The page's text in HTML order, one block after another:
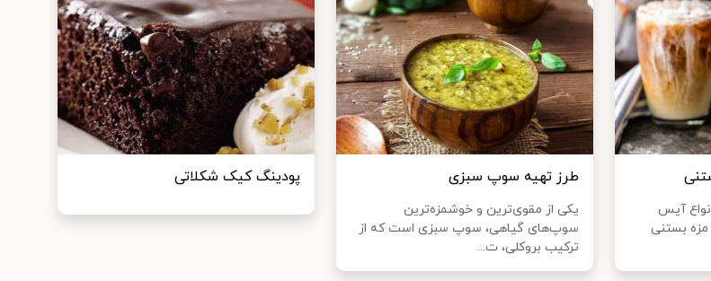
آیس
مزه بستنی
طرز تهیه سوپ سبزی
یکی از مقوی‌ترین و خوشمزه‌ترین
سوپ‌های گیاهی، سوپ سبزی است که از
ترکیب بروکلی، ت...
پودینگ کیک شکلاتی